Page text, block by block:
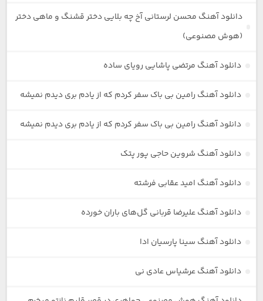
دانلود آهنگ محسن لرستانی آخ چه بلایی دختر قشنگ و ماهی دختر
(هوش مصنوعی)
دانلود آهنگ مرتضی پاشایی رویای ساده
دانلود آهنگ رامین بی باک سفر کردم که از یادم بری دیدم نمیشه
دانلود آهنگ رامین بی باک سفر کردم که از یادم بری دیدم نمیشه
دانلود آهنگ شروین حاجی پور پتک
دانلود آهنگ امید عقابی فرشته
دانلود آهنگ علیرضا قربانی گل‌های باران خورده
دانلود آهنگ سینا پارسیان ادا
دانلود آهنگ عرشیاس عادی نی